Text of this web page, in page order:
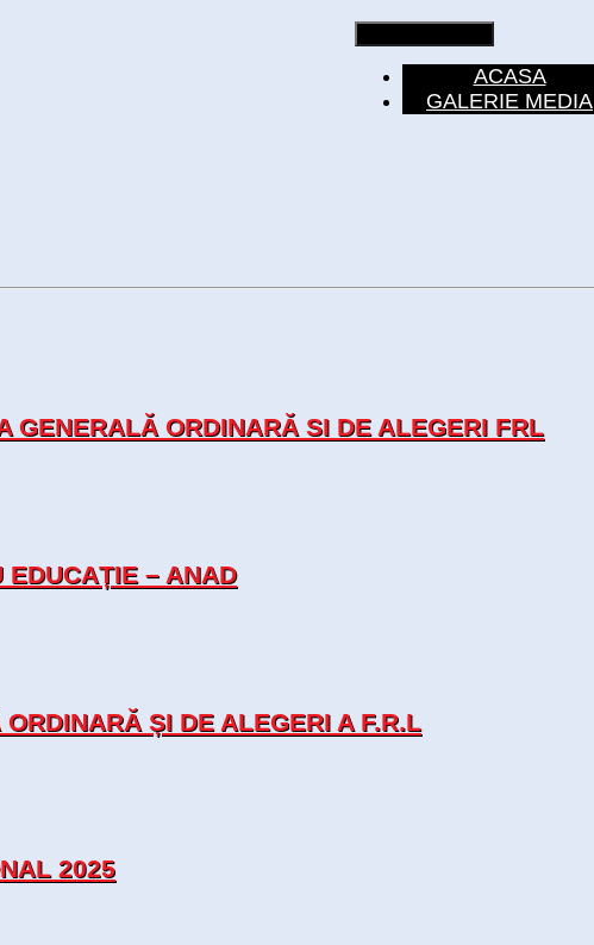
ACASA
GALERIE MEDIA
GENERALĂ ORDINARĂ SI DE ALEGERI FRL
– ANAD
ȘI DE ALEGERI A F.R.L
2025